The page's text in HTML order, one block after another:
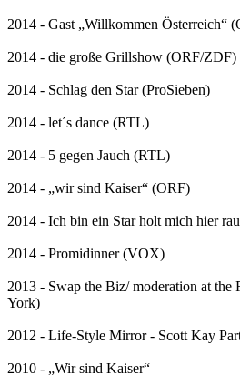
2014 - Gast „Willkommen Österreich“
2014 - die große Grillshow (ORF/ZDF)
2014 - Schlag den Star (ProSieben)
2014 - let´s dance (RTL)
2014 - 5 gegen Jauch (RTL)
2014 - „wir sind Kaiser“ (ORF)
2014 - Ich bin ein Star holt mich hier
2014 - Promidinner (VOX)
2013 - Swap the Biz/ moderation at
York)
2012 - Life-Style Mirror - Scott Kay
2010 - „Wir sind Kaiser“